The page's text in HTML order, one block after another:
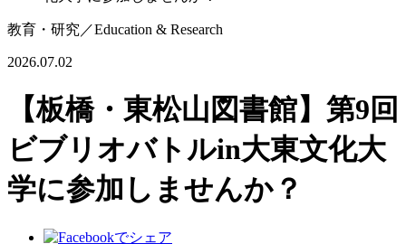
教育・研究 ／Education & Research
2026.07.02
【板橋・東松山図書館】第9回
ビブリオバトルin大東文化大
学に参加しませんか？